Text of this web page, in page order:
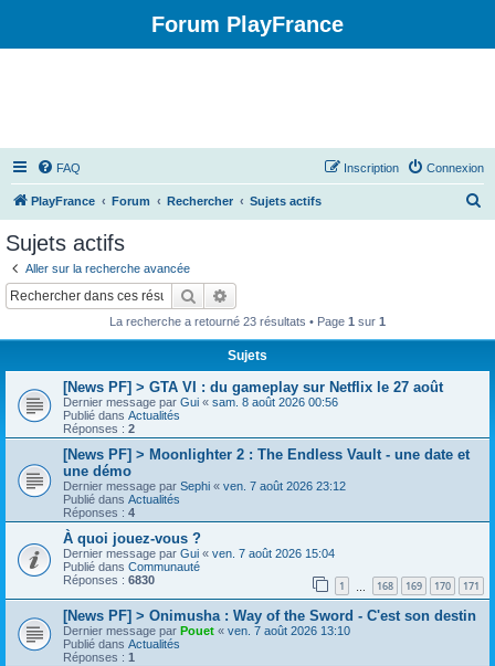
Forum PlayFrance
FAQ Connexion
Inscription
PlayFrance Forum Rechercher Sujets actifs
r
Sujets actifs
Aller sur la recherche avancée
Rechercher
La recherche a retourné 23 résultats • Page 1 sur 1
Sujets
[News PF] > GTA VI : du gameplay sur Netflix le 27 août
Dernier message par Gui « sam. 8 août 2026 00:56
Publié dans Actualités
Réponses : 2
[News PF] > Moonlighter 2 : The Endless Vault - une date et
une démo
Dernier message par Sephi « ven. 7 août 2026 23:12
Publié dans Actualités
Réponses : 4
À quoi jouez-vous ?
Dernier message par Gui « ven. 7 août 2026 15:04
Publié dans Communauté
Réponses : 6830 1 168 169 170 171
[News PF] > Onimusha : Way of the Sword - C'est son destin
Dernier message par Pouet « ven. 7 août 2026 13:10
Publié dans Actualités
Réponses : 1